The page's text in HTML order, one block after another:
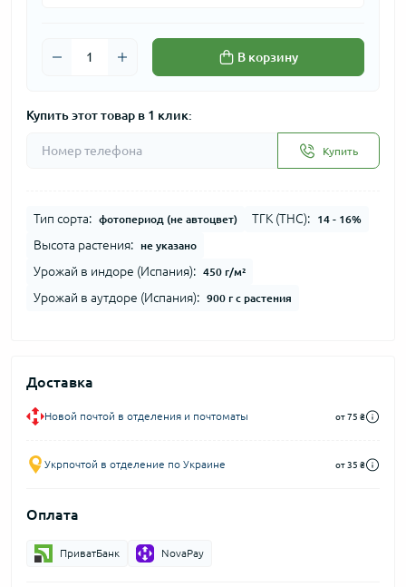
В корзину
Купить этот товар в 1 клик:
Купить
Тип сорта: фотопериод (не автоцвет) ТГК (THC): 14 - 16%
Высота растения: не указано
Урожай в индоре (Испания): 450 г/м²
Урожай в аутдоре (Испания): 900 г с растения
Доставка
Новой почтой в отделения и почтоматы от 75 ₴
Укрпочтой в отделение по Украине от 35 ₴
Оплата
ПриватБанк NovaPay